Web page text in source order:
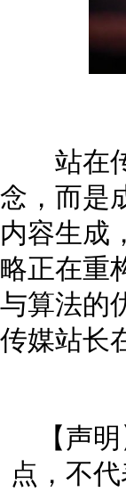
站在传
念，而是
内容生成
略正在重
与算法的
传媒站长
【声
点，不